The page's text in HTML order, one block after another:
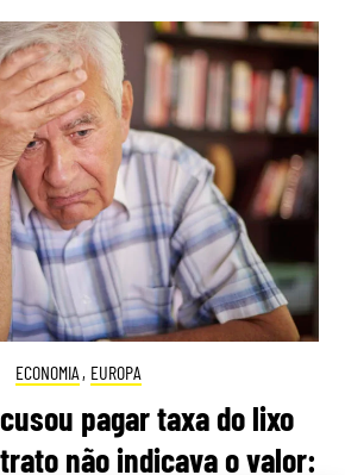
ECONOMIA , EUROPA
pagar taxa do lixo
não indicava o valor: